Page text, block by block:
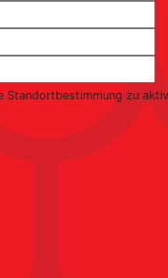
Standortbestimmung zu